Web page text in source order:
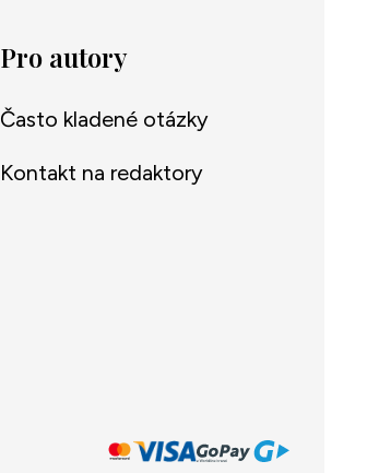
Pro autory
Často kladené otázky
Kontakt na redaktory